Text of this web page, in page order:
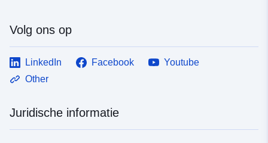
Volg ons op
LinkedIn Facebook
Youtube
Other
Juridische informatie